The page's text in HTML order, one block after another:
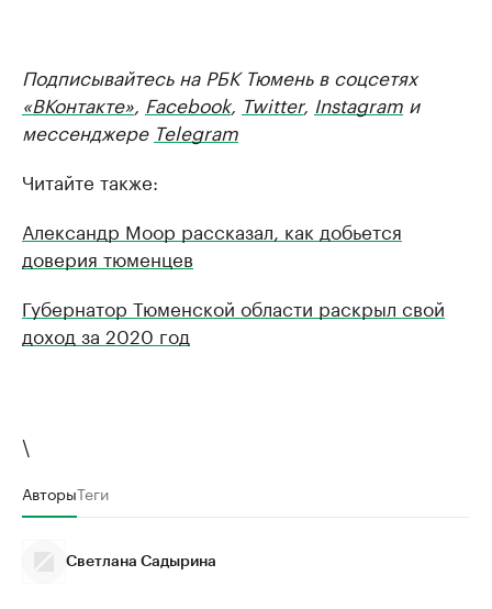
Подписывайтесь на РБК Тюмень в соцсетях
«ВКонтакте», Facebook, Twitter, Instagram и
мессенджере Telegram
Читайте также:
Александр Моор рассказал, как добьется
доверия тюменцев
Губернатор Тюменской области раскрыл свой
доход за 2020 год
\
АвторыТеги
Светлана Садырина